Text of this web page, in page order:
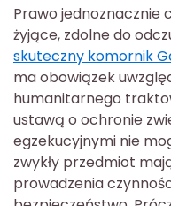
Prawo jednoznacznie
żyjące, zdolne do
skuteczny komornik
ma obowiązek
humanitarnego
ustawą o ochronie
egzekucyjnymi nie
zwykły przedmiot
prowadzenia